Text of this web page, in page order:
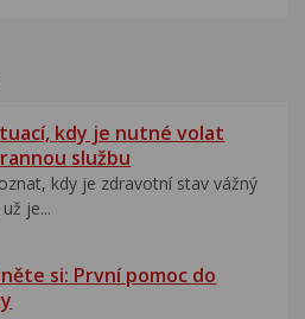
kdy je nutné volat
službu
kdy je zdravotní stav vážný
je...
si: První pomoc do